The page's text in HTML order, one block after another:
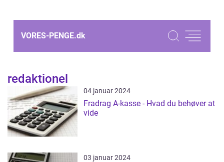
VORES-PENGE.dk
redaktionel
04 januar 2024
Fradrag A-kasse - Hvad du behøver at
vide
03 januar 2024